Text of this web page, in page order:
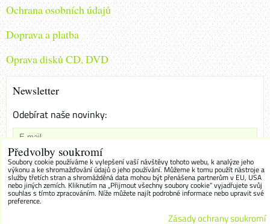
Ochrana osobních údajů
Doprava a platba
Oprava disků CD, DVD
Newsletter
Odebírat naše novinky:
Chci se přihlásit k odběru novinek e-mailem
Odebírat
Předvolby soukromí
Soubory cookie používáme k vylepšení vaší návštěvy tohoto webu, k analýze jeho
výkonu a ke shromažďování údajů o jeho používání. Můžeme k tomu použít nástroje a
služby třetích stran a shromážděná data mohou být přenášena partnerům v EU, USA
nebo jiných zemích. Kliknutím na „Přijmout všechny soubory cookie“ vyjadřujete svůj
souhlas s tímto zpracováním. Níže můžete najít podrobné informace nebo upravit své
preference.
Zásady ochrany soukromí